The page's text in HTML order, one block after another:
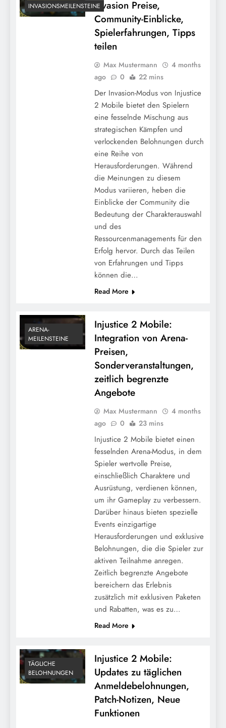
INVASIONSMEILENSTEINEInvasion Preise,
Community-Einblicke,
Spielerfahrungen, Tipps
teilen
Max Mustermann
4 months
ago
0 22 mins
Der Invasion-Modus von Injustice
2 Mobile bietet den Spielern
eine fesselnde Mischung aus
strategischen Kämpfen und
verlockenden Belohnungen durch
eine Reihe von
Herausforderungen. Während
die Meinungen zu diesem
Modus variieren, heben die
Einblicke der Community die
Bedeutung der Charakterauswahl
und des
Ressourcenmanagements für den
Erfolg hervor. Durch das Teilen
von Erfahrungen und Tipps
können die…
Read More
ARENA-
MEILENSTEINE
Injustice 2 Mobile:
Integration von Arena-
Preisen,
Sonderveranstaltungen,
zeitlich begrenzte
Angebote
Max Mustermann
4 months
ago
0 23 mins
Injustice 2 Mobile bietet einen
fesselnden Arena-Modus, in dem
Spieler wertvolle Preise,
einschließlich Charaktere und
Ausrüstung, verdienen können,
um ihr Gameplay zu verbessern.
Darüber hinaus bieten spezielle
Events einzigartige
Herausforderungen und exklusive
Belohnungen, die die Spieler zur
aktiven Teilnahme anregen.
Zeitlich begrenzte Angebote
bereichern das Erlebnis
zusätzlich mit exklusiven Paketen
und Rabatten, was es zu…
Read More
TÄGLICHE
BELOHNUNGEN
Injustice 2 Mobile:
Updates zu täglichen
Anmeldebelohnungen,
Patch-Notizen, Neue
Funktionen